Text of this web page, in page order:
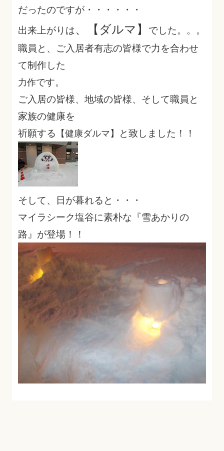
だったのですが・・・・・・
出来上がりは、【ダルマ】
でした。。。
職員と、ご入居者有志の皆様で力を合わせ
て制作した
力作です。
ご入居の皆様、地域の皆様、そして職員と
家族の健康を
祈願する 【健康ダルマ】 と致しました！！
そして、日が暮れると・・・
マイラシーク塩谷に素朴な『雪あかりの
路』が登場！！